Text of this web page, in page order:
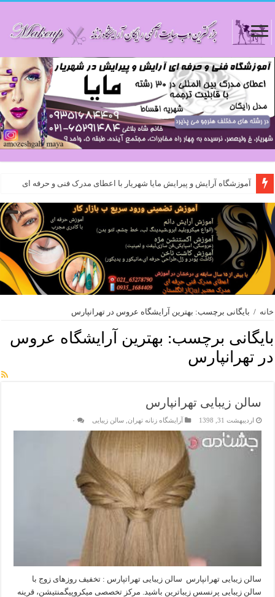
آموزشگاه آرایش و پیرایش مایا شهریار با اعطای مدرک فنی و حرفه ای
خانه / بایگانی برچسب: بهترین آرایشگاه عروس در تهرانپارس
بایگانی برچسب: بهترین آرایشگاه عروس
در تهرانپارس
سالن زیبایی تهرانپارس
اردیبهشت 31, 1398 آرایشگاه زنانه تهران ,سالن زیبایی ۰
سالن زیبایی تهرانپارس سالن زیبایی تهراتپارس : تخفیف روزهای زوج با
سالن زیبایی پرنسس زیباترین باشید. مرکز تخصصی میکروپیگمنتیشن، قرینه